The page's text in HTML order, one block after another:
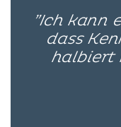
”Ich kann
dass
halbiert